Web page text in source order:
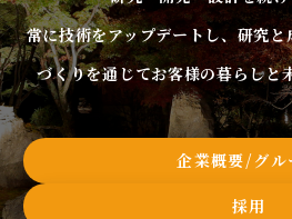
常に技術をアップデートし、研究と
づくりを通じてお客様の暮らしと
企業概要/グル
採用